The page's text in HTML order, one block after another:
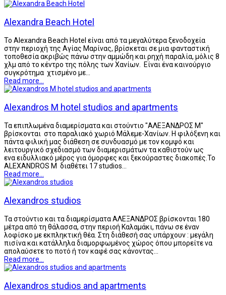
Alexandra Beach Hotel
Το Alexandra Beach Hotel είναι από τα μεγαλύτερα ξενοδοχεία
στην περιοχή της Αγίας Μαρίνας, βρίσκεται σε μια φανταστική
τοποθεσία ακριβώς πάνω στην αμμώδη και ρηχή παραλία, μόλις 8
χλμ από το κέντρο της πόλης των Χανίων. Είναι ένα καινούργιο
συγκρότημα χτισμένο με…
Read more...
Alexandros M hotel studios and apartments
Τα επιπλωμένα διαμερίσματα και στούντιο "ΑΛΕΞΑΝΔΡΟΣ Μ"
βρίσκονται στο παραλιακό χωριό Μάλεμε-Χανίων. Η φιλόξενη και
πάντα φιλική μας διάθεση σε συνδυασμό με τον κομψό και
λειτουργικό σχεδιασμό των διαμερισμάτων τα καθιστούν ως
ενα ειδυλλιακό μέρος για όμορφες και ξεκούραστες διακοπές.Το
ALEXANDROS M διαθέτει 17 studios…
Read more...
Alexandros studios
Τα στούντιο και τα διαμερίσματα ΑΛΕΞΑΝΔΡΟΣ βρίσκονται 180
μέτρα από τη θάλασσα, στην περιοή Καλαμάκι, πάνω σε έναν
λοφίσκο με εκπληκτική θέα. Στη διάθεσή σας υπάρχουν : μεγάλη
πισίνα και κατάλληλα διαμορφωμένος χώρος όπου μπορείτε να
απολαύσετε το ποτό ή τον καφέ σας κάνοντας…
Read more...
Alexandros studios and apartments